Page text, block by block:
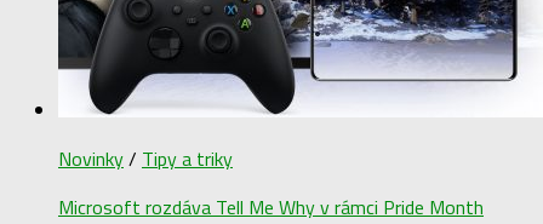
Novinky/ Tipy a triky
Microsoft rozdáva Tell Me Why v rámci Pride Month